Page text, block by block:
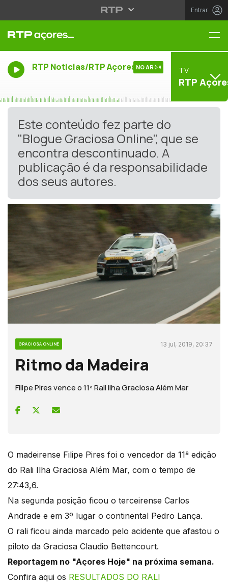
Entrar
RTP Noticias/RTP Açores NO AR TV
RTP
Este conteúdo fez parte do
"Blogue Graciosa Online", que se
encontra descontinuado. A
publicação é da responsabilidade
dos seus autores.
GRACIOSA ONLINE 13 jul, 2019, 20:37
Ritmo da Madeira
Filipe Pires vence o 11º Rali Ilha Graciosa Além Mar
O madeirense Filipe Pires foi o vencedor da 11ª edição
do Rali Ilha Graciosa Além Mar, com o tempo de
27:43,6.
Na segunda posição ficou o terceirense Carlos
Andrade e em 3º lugar o continental Pedro Lança.
O rali ficou ainda marcado pelo acidente que afastou o
piloto da Graciosa Claudio Bettencourt.
Reportagem no "Açores Hoje" na próxima semana.
Confira aqui os RESULTADOS DO RALI